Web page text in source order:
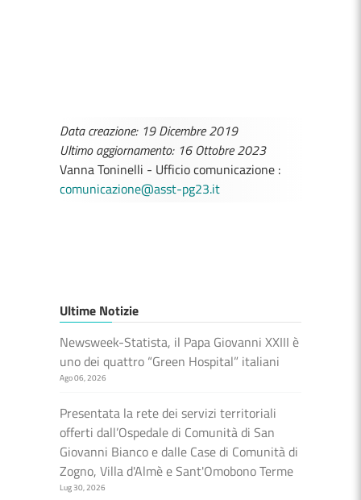
Data creazione: 19 Dicembre 2019
Ultimo aggiornamento: 16 Ottobre 2023
Vanna Toninelli - Ufficio comunicazione :
comunicazione@asst-pg23.it
Ultime Notizie
Newsweek-Statista, il Papa Giovanni XXIII è
uno dei quattro “Green Hospital” italiani
Ago 06, 2026
Presentata la rete dei servizi territoriali
offerti dall’Ospedale di Comunità di San
Giovanni Bianco e dalle Case di Comunità di
Zogno, Villa d'Almè e Sant'Omobono Terme
Lug 30, 2026